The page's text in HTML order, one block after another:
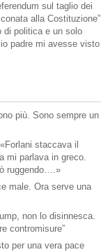
sul taglio dei
alla Costituzione”
di politica e un solo
padre mi avesse visto
più. Sono sempre un
staccava il
mi parlava in greco.
ruggendo….»
male. Ora serve una
non lo disinnesca.
contromisure”
per una vera pace